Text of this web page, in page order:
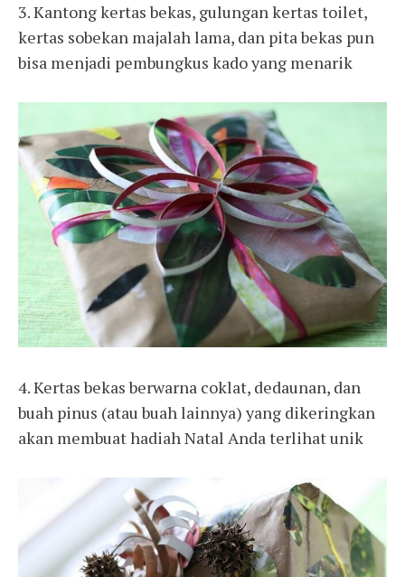
3. Kantong kertas bekas, gulungan kertas toilet,
kertas sobekan majalah lama, dan pita bekas pun
bisa menjadi pembungkus kado yang menarik
4. Kertas bekas berwarna coklat, dedaunan, dan
buah pinus (atau buah lainnya) yang dikeringkan
akan membuat hadiah Natal Anda terlihat unik